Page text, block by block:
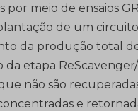
meio de ensaios
de um
da produção total
da etapa
não são
e